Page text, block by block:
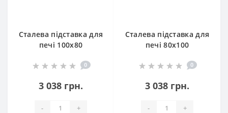
Сталева підставка для
печі 100х80
0
3 038 грн.
- +
Сталева підставка для
печі 80х100
0
3 038 грн.
- +